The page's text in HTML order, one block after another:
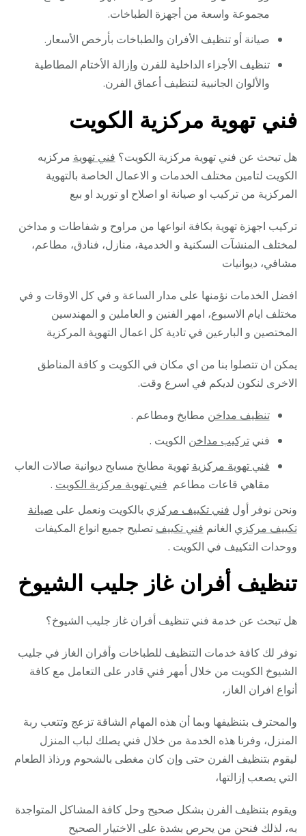
مجموعة واسعة من أجهزة الطباخات.
صيانة أو تنظيف الأفران والطباخات بأرخص الأسعار.
تنظيف الأجزاء الداخلية للفرن وإزالة الأختام المطاطية
والألوان الجانبية لتنظيف أعماق الفرن.
فني تهوية مركزية الكويت
هل تبحث عن فني تهوية مركزية الكويت؟ فني تهوية مركزيه
الكويت لتامين مختلف الخدمات و الاعمال الخاصة بالتهوية
المركزية من تركيب او صيانة او اصلاح او توريد او بيع
تركيب اجهزة تهوية بكافة انواعها من مراوح و شفاطات و مداخن
لمختلف المنشآت السكنية و الخدمية، منازل، فنادق، مطاعم،
مشافي، ديوانيات
افضل الخدمات نؤمنها على مدار الساعة و في كل الاوقات و في
مختلف ايام الاسبوع، امهر الفنين و العاملين و المهندسين
المختصين و البارعين في تادية كل اعمال التهوية المركزية
يمكن ان تتصلوا بنا من اي مكان في الكويت و كافة المناطق
الاخرى لنكون لديكم في اسرع وقت.
تنظيف مداخن مطابخ ومطاعم .
فنيتركيب مداخن الكويت .
فني تهوية مركزية تهوية مطابخ مسابح ديوانية صالات العاب
مقاهي قاعات مطاعم فني تهوية مركزية الكويت .
ونحن نوفر أول فني تكييف مركزي بالكويت ونعمل على صيانة
تكييف مركزي الغانم فني تكييف تصليح جميع انواع المكيفات
ووحدات التكييف في الكويت .
تنظيف أفران غاز جليب الشيوخ
هل تبحث عن خدمة فني تنظيف أفران غاز جليب الشيوخ؟
نوفر لك كافة خدمات التنظيف للطباخات وأفران الغاز في جليب
الشيوخ الكويت من خلال أمهر فني قادر على التعامل مع كافة
أنواع افران الغاز،
والمحترف بتنظيفها وبما أن هذه المهام الشاقة تزعج وتتعب ربة
المنزل، وفرنا هذه الخدمة من خلال فني يصلك لباب المنزل
ليقوم بتنظيف الفرن حتى وإن كان مغطى بالشحوم ورذاذ الطعام
التي يصعب إزالتها،
ويقوم بتنظيف الفرن بشكل صحيح وحل كافة المشاكل المتواجدة
به، لذلك فنحن من يحرص بشدة على الاختيار الصحيح